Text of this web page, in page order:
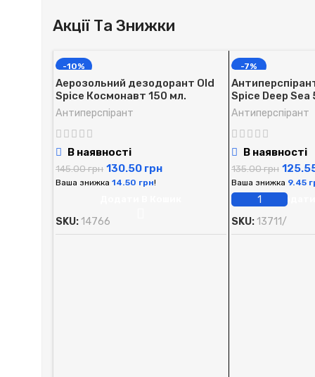
Акції Та Знижки
-10%
Аерозольний дезодорант Old
Spice Космонавт 150 мл.
Антиперспірант
В наявності
145.00грн 130.50 грн
Ваша знижка 14.50 грн!
SKU: 14766
-7%
Spice Deep Sea
Антиперспірант
В наявності
135.00грн
Ваша знижка 9.45
SKU: 13711/